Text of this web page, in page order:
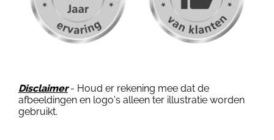
Disclaimer- Houd er rekening mee dat de
afbeeldingen en logo's alleen ter illustratie worden
gebruikt.